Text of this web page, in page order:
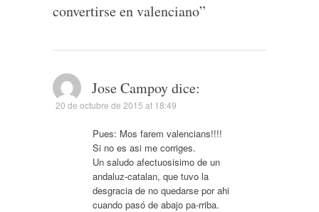
convertirse en valenciano”
Jose Campoy dice:
20 de octubre de 2015 at 18:49
Pues: Mos farem valencians!!!!
Si no es asi me corriges.
Un saludo afectuosisimo de un
andaluz-catalan, que tuvo la
desgracia de no quedarse por ahi
cuando pasó de abajo pa-rriba.